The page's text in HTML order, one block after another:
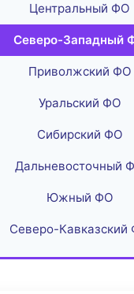
Центральный ФО
Северо-Западный
Приволжский ФО
Уральский ФО
Сибирский ФО
Дальневосточный
Южный ФО
Северо-Кавказский